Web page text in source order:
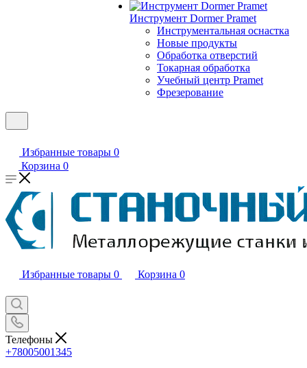
Инструмент Dormer Pramet
Инструментальная оснастка
Новые продукты
Обработка отверстий
Токарная обработка
Учебный центр Pramet
Фрезерование
Избранные товары 0
Корзина 0
Избранные товары 0 Корзина 0
Телефоны
+78005001345